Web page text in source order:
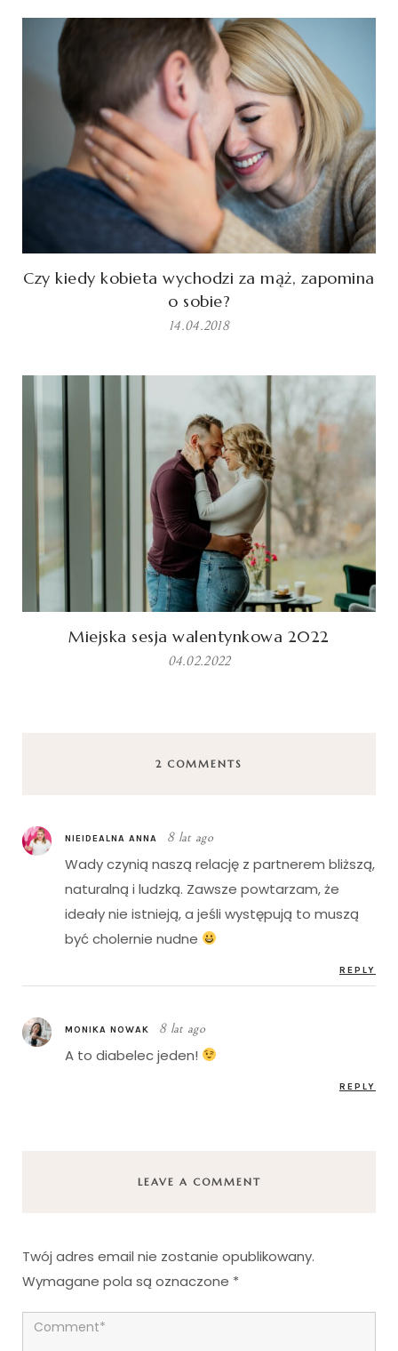
Czy kiedy kobieta wychodzi za mąż, zapomina
o sobie?
14.04.2018
Miejska sesja walentynkowa 2022
04.02.2022
2 COMMENTS
NIEIDEALNA ANNA 8 lat ago
Wady czynią naszą relację z partnerem bliższą,
naturalną i ludzką. Zawsze powtarzam, że
ideały nie istnieją, a jeśli występują to muszą
być cholernie nudne
REPLY
MONIKA NOWAK 8 lat ago
A to diabelec jeden!
REPLY
LEAVE A COMMENT
Twój adres email nie zostanie opublikowany.
Wymagane pola są oznaczone *